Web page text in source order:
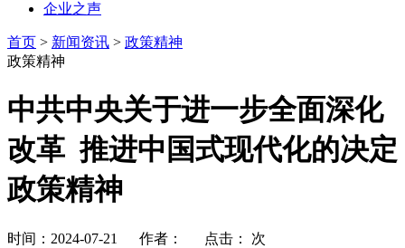
企业之声
首页 > 新闻资讯 > 政策精神
政策精神
中共中央关于进一步全面深化
改革 推进中国式现代化的决定
政策精神
时间：2024-07-21 作者： 点击： 次